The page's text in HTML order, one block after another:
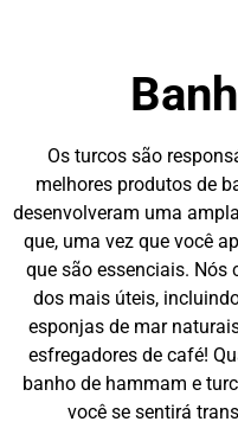
Os turcos são
melhores produtos de
desenvolveram uma
que, uma vez que você
que são essenciais.
dos mais úteis,
esponjas de mar
esfregadores de café!
banho de hammam e
você se sentirá